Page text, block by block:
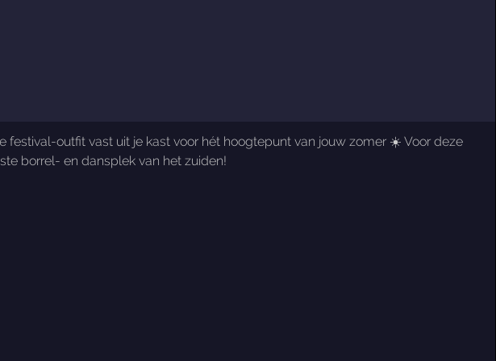
festival-outfit vast uit je kast voor hét hoogtepunt van jouw zomer ☀️ Voor deze
borrel- en dansplek van het zuiden!